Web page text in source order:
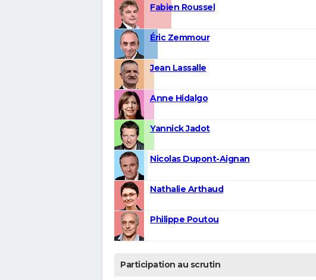
Fabien Roussel
Éric Zemmour
Jean Lassalle
Anne Hidalgo
Yannick Jadot
Nicolas Dupont-Aignan
Nathalie Arthaud
Philippe Poutou
Participation au scrutin